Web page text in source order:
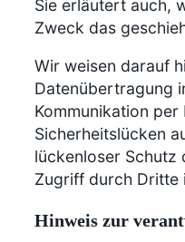
Sie erläutert auch,
Zweck das
Wir weisen darauf
Datenübertragung
Kommunikation per
Sicherheitslücken
lückenloser Schutz
Zugriff durch Dritte
Hinweis zur